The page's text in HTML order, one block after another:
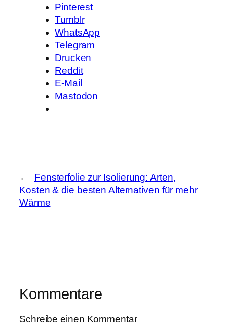
Pinterest
Tumblr
WhatsApp
Telegram
Drucken
Reddit
E-Mail
Mastodon
←
Fensterfolie zur Isolierung: Arten,
Kosten & die besten Alternativen für mehr
Wärme
Kommentare
Schreibe einen Kommentar